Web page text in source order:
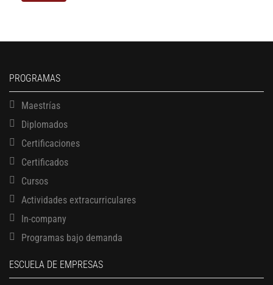
PROGRAMAS
Maestrías
Diplomados
Certificaciones
Certificados
Cursos
Actividades extracurriculares
In-company
Programas bajo demanda
ESCUELA DE EMPRESAS